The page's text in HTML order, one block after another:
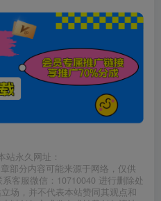
站永久网址：
部分内容可能来源于网络，仅供
客服微信：10710040 进行删除处
场，并不代表本站赞同其观点和